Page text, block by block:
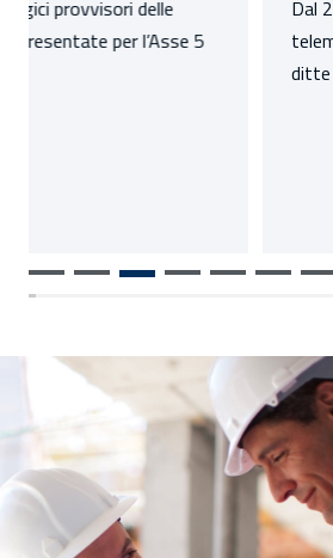
Dal 20 luglio al 15 ottobre 2026
telematici per l’invio delle
ditte aderenti per l’anno 2027.